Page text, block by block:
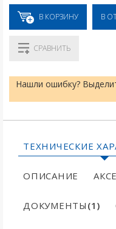
В КОРЗИНУ В
СРАВНИТЬ
Нашли ошибку?
ТЕХНИЧЕСКИЕ
ОПИСАНИЕ
ДОКУМЕНТЫ (1)